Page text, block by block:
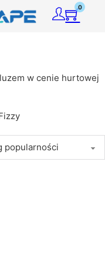
0
w cenie hurtowej